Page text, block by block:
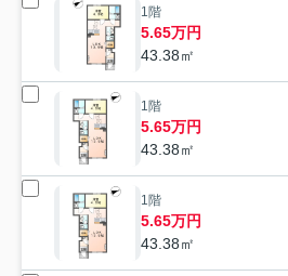
1階
5.65万円
43.38㎡
1階
5.65万円
43.38㎡
1階
5.65万円
43.38㎡